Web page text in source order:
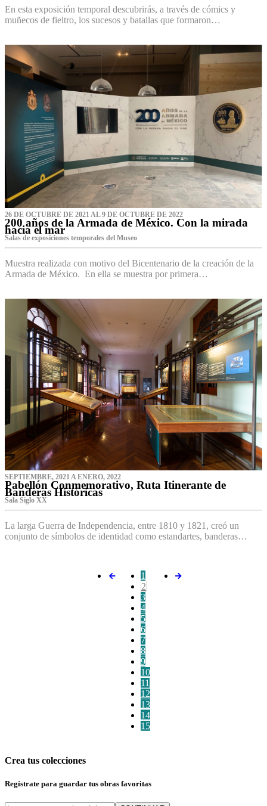
En esta exposición temporal descubrirás, a través de cómics y
muñecos de fieltro, los sucesos y batallas que formaron…
26 DE OCTUBRE DE 2021 AL 9 DE OCTUBRE DE 2022
200 años de la Armada de México. Con la mirada
hacia el mar
Salas de exposiciones temporales del Museo‌
Muestra realizada con motivo del Bicentenario de la creación de la
Armada de México. En ella se muestra por primera…
SEPTIEMBRE, 2021 A ENERO, 2022
Pabellón Conmemorativo, Ruta Itinerante de
Banderas Históricas
Sala Siglo XX
La larga Guerra de Independencia, entre 1810 y 1821, creó un
conjunto de símbolos de identidad como estandartes, banderas…
1
2
3
4
5
6
7
8
9
10
11
12
13
14
15
Crea tus colecciones
Regístrate para guardar tus obras favoritas